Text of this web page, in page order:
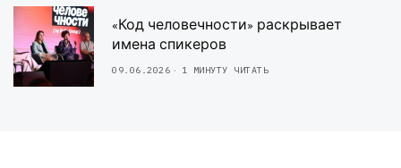
«Код человечности» раскрывает
имена спикеров
09.06.2026 1 МИНУТУ ЧИТАТЬ